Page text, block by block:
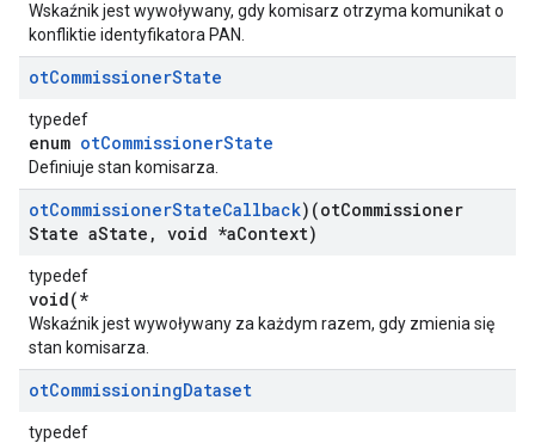
Wskaźnik jest wywoływany, gdy komisarz otrzyma komunikat o
konfliktie identyfikatora PAN.
otCommissionerState
typedef
enum otCommissionerState
Definiuje stan komisarza.
otCommissionerStateCallback)(otCommissioner
State aState , void *aContext)
typedef
void(*
Wskaźnik jest wywoływany za każdym razem, gdy zmienia się
stan komisarza.
otCommissioningDataset
typedef